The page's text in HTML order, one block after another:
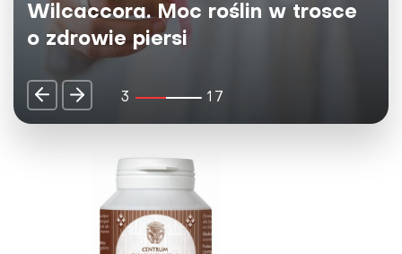
źródło dobrej energii dla umysłu i
ciała
4 17